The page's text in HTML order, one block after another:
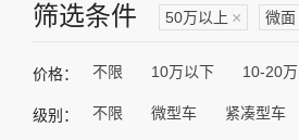
筛选条件 50万以上 × 微面
价格： 不限 10万以下 10-20万
级别： 不限 微型车 紧凑型车